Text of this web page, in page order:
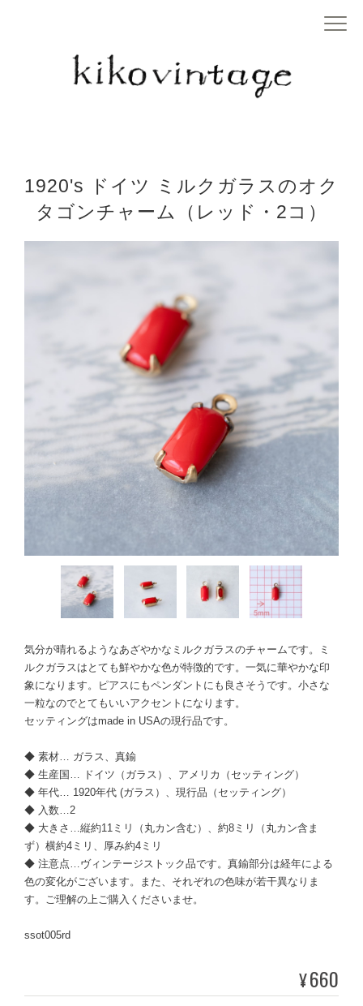
1920's ドイツ ミルクガラスのオク
タゴンチャーム（レッド・2コ）
気分が晴れるようなあざやかなミルクガラスのチャームです。ミ
ルクガラスはとても鮮やかな色が特徴的です。一気に華やかな印
象になります。ピアスにもペンダントにも良さそうです。小さな
一粒なのでとてもいいアクセントになります。
セッティングはmade in USAの現行品です。
◆ 素材… ガラス、真鍮
◆ 生産国… ドイツ（ガラス）、アメリカ（セッティング）
◆ 年代… 1920年代 (ガラス）、現行品（セッティング）
◆ 入数…2
◆ 大きさ…縦約11ミリ（丸カン含む）、約8ミリ（丸カン含ま
ず）横約4ミリ、厚み約4ミリ
◆ 注意点…ヴィンテージストック品です。真鍮部分は経年による
色の変化がございます。また、それぞれの色味が若干異なりま
す。ご理解の上ご購入くださいませ。
ssot005rd
¥660